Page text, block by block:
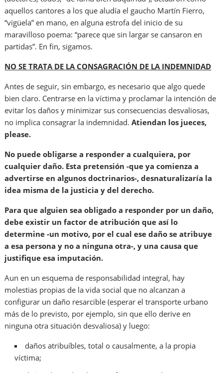
aquellos cantores a los que aludía el gaucho Martín Fierro,
“vigüela” en mano, en alguna estrofa del inicio de su
maravilloso poema: “parece que sin largar se cansaron en
partidas”. En fin, sigamos.
NO SE TRATA DE LA CONSAGRACIÓN DE LA INDEMNIDAD
Antes de seguir, sin embargo, es necesario que algo quede
bien claro. Centrarse en la víctima y proclamar la intención de
evitar los daños y minimizar sus consecuencias desvaliosas,
no implica consagrar la indemnidad.Atiendan los jueces,
please.
No puede obligarse a responder a cualquiera, por
cualquier daño. Esta pretensión -que ya comienza a
advertirse en algunos doctrinarios-, desnaturalizaría la
idea misma de la justicia y del derecho.
Para que alguien sea obligado a responder por un daño,
debe existir un factor de atribución que así lo
determine -un motivo, por el cual ese daño se atribuye
a esa persona y no a ninguna otra-, y una causa que
justifique esa imputación.
Aun en un esquema de responsabilidad integral, hay
molestias propias de la vida social que no alcanzan a
configurar un daño resarcible (esperar el transporte urbano
más de lo previsto, por ejemplo, sin que ello derive en
ninguna otra situación desvaliosa) y luego:
daños atribuíbles, total o causalmente, a la propia
víctima;